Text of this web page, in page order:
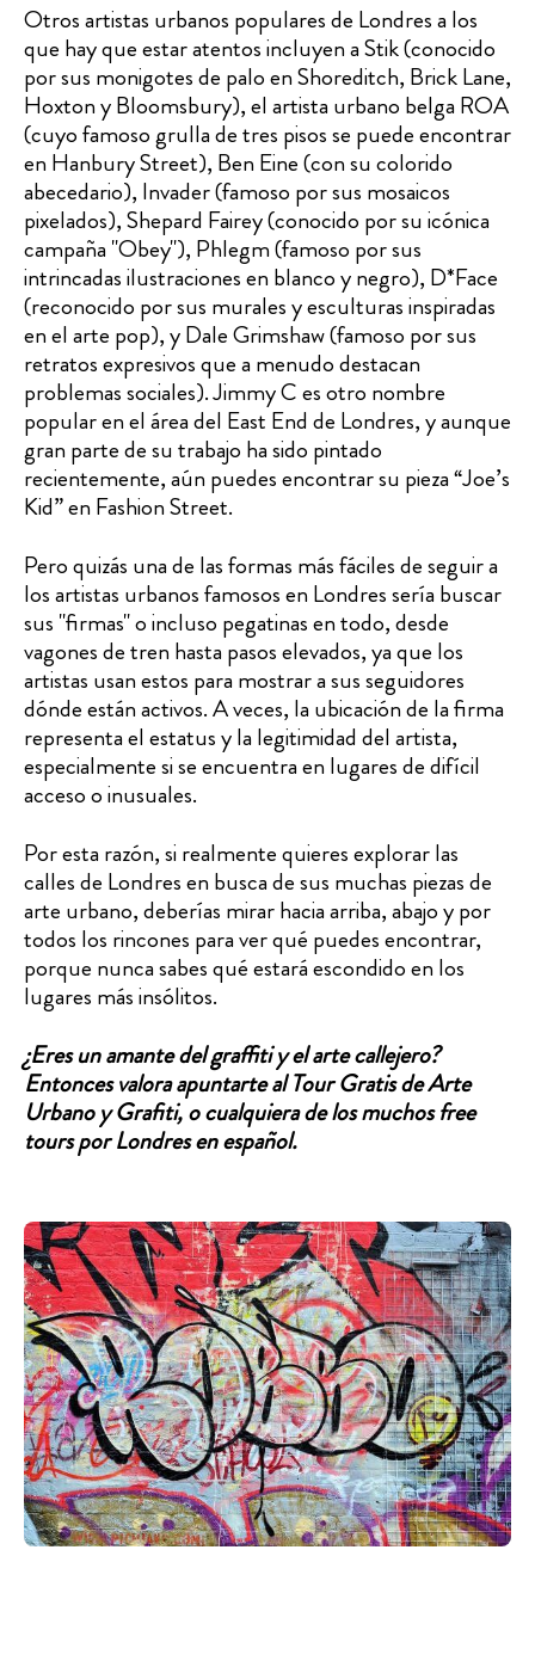
Otros artistas urbanos populares de Londres a los
que hay que estar atentos incluyen a Stik (conocido
por sus monigotes de palo en Shoreditch, Brick Lane,
Hoxton y Bloomsbury), el artista urbano belga ROA
(cuyo famoso grulla de tres pisos se puede encontrar
en Hanbury Street), Ben Eine (con su colorido
abecedario), Invader (famoso por sus mosaicos
pixelados), Shepard Fairey (conocido por su icónica
campaña "Obey"), Phlegm (famoso por sus
intrincadas ilustraciones en blanco y negro), D*Face
(reconocido por sus murales y esculturas inspiradas
en el arte pop), y Dale Grimshaw (famoso por sus
retratos expresivos que a menudo destacan
problemas sociales). Jimmy C es otro nombre
popular en el área del East End de Londres, y aunque
gran parte de su trabajo ha sido pintado
recientemente, aún puedes encontrar su pieza “Joe’s
Kid” en Fashion Street.
Pero quizás una de las formas más fáciles de seguir a
los artistas urbanos famosos en Londres sería buscar
sus "firmas" o incluso pegatinas en todo, desde
vagones de tren hasta pasos elevados, ya que los
artistas usan estos para mostrar a sus seguidores
dónde están activos. A veces, la ubicación de la firma
representa el estatus y la legitimidad del artista,
especialmente si se encuentra en lugares de difícil
acceso o inusuales.
Por esta razón, si realmente quieres explorar las
calles de Londres en busca de sus muchas piezas de
arte urbano, deberías mirar hacia arriba, abajo y por
todos los rincones para ver qué puedes encontrar,
porque nunca sabes qué estará escondido en los
lugares más insólitos.
¿Eres un amante del graffiti y el arte callejero?
Entonces valora apuntarte alTour Gratis de Arte
Urbano y Grafiti, o cualquiera de los muchosfree
tours por Londresen español.